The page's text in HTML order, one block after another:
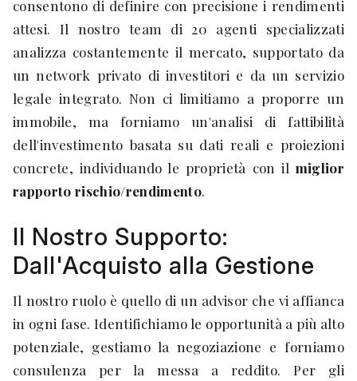
consentono di definire con precisione i rendimenti
attesi. Il nostro team di 20 agenti specializzati
analizza costantemente il mercato, supportato da
un network privato di investitori e da un servizio
legale integrato. Non ci limitiamo a proporre un
immobile, ma forniamo un'analisi di fattibilità
dell'investimento basata su dati reali e proiezioni
concrete, individuando le proprietà con il miglior
rapporto rischio/rendimento.
Il Nostro Supporto:
Dall'Acquisto alla Gestione
Il nostro ruolo è quello di un advisor che vi affianca
in ogni fase. Identifichiamo le opportunità a più alto
potenziale, gestiamo la negoziazione e forniamo
consulenza per la messa a reddito. Per gli